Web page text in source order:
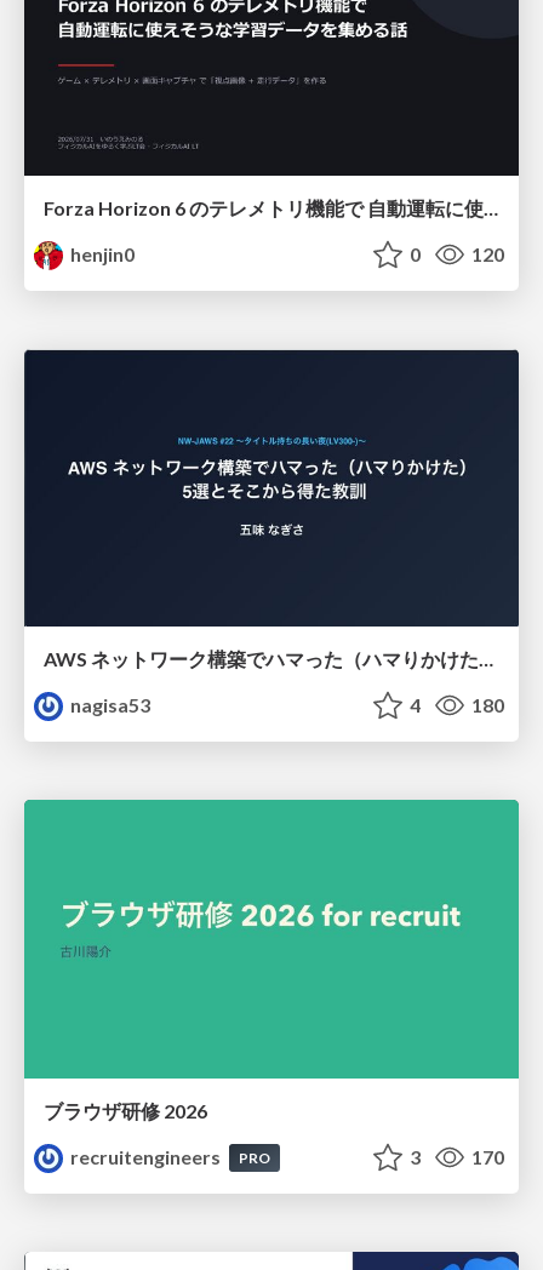
Forza Horizon 6 のテレメトリ機能で 自動運転に使えそうな学習データを集める話
henjin0
0 120
AWS ネットワーク構築でハマった（ハマりかけた） 5選とそこから得た教訓
nagisa53
4 180
ブラウザ研修 2026
recruitengineers
PRO 3 170